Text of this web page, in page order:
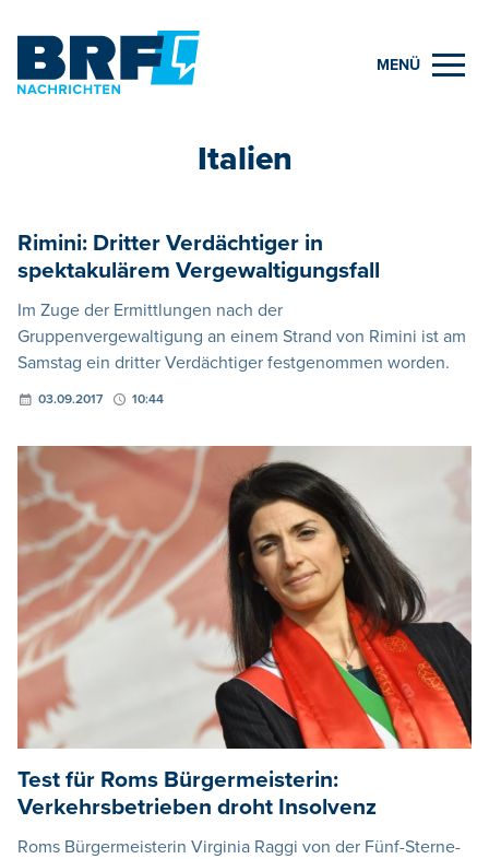
MENÜ
Italien
Rimini: Dritter Verdächtiger in
spektakulärem Vergewaltigungsfall
Im Zuge der Ermittlungen nach der
Gruppenvergewaltigung an einem Strand von Rimini ist am
Samstag ein dritter Verdächtiger festgenommen worden.
03.09.2017 10:44
Test für Roms Bürgermeisterin:
Verkehrsbetrieben droht Insolvenz
Roms Bürgermeisterin Virginia Raggi von der Fünf-Sterne-